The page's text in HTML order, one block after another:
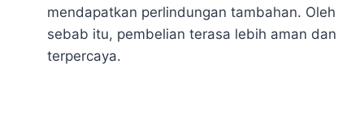
mendapatkan perlindungan tambahan. Oleh
sebab itu, pembelian terasa lebih aman dan
terpercaya.